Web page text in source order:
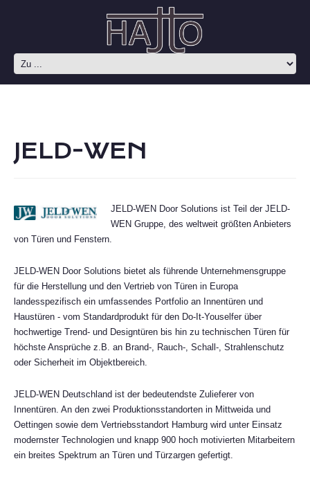
JELD-WEN
JELD-WEN Door Solutions ist Teil der JELD-
WEN Gruppe, des weltweit größten Anbieters
von Türen und Fenstern.
JELD-WEN Door Solutions bietet als führende Unternehmensgruppe
für die Herstellung und den Vertrieb von Türen in Europa
landesspezifisch ein umfassendes Portfolio an Innentüren und
Haustüren - vom Standardprodukt für den Do-It-Youselfer über
hochwertige Trend- und Designtüren bis hin zu technischen Türen für
höchste Ansprüche z.B. an Brand-, Rauch-, Schall-, Strahlenschutz
oder Sicherheit im Objektbereich.
JELD-WEN Deutschland ist der bedeutendste Zulieferer von
Innentüren. An den zwei Produktionsstandorten in Mittweida und
Oettingen sowie dem Vertriebsstandort Hamburg wird unter Einsatz
modernster Technologien und knapp 900 hoch motivierten Mitarbeitern
ein breites Spektrum an Türen und Türzargen gefertigt.